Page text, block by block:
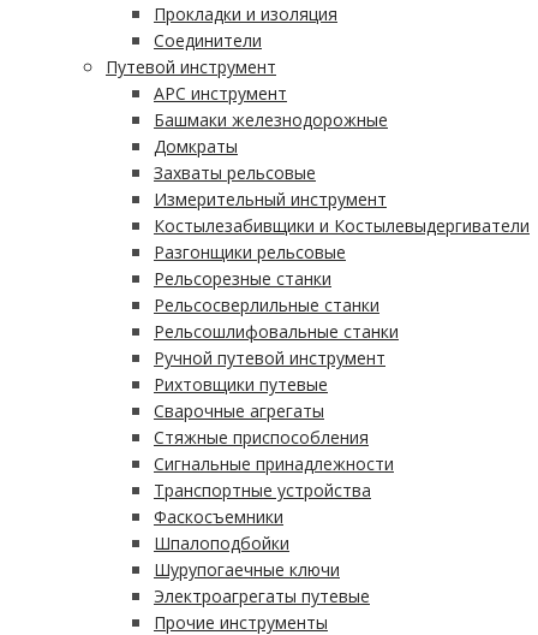
Прокладки и изоляция
Соединители
Путевой инструмент
АРС инструмент
Башмаки железнодорожные
Домкраты
Захваты рельсовые
Измерительный инструмент
Костылезабивщики и Костылевыдергиватели
Разгонщики рельсовые
Рельсорезные станки
Рельсосверлильные станки
Рельсошлифовальные станки
Ручной путевой инструмент
Рихтовщики путевые
Сварочные агрегаты
Стяжные приспособления
Сигнальные принадлежности
Транспортные устройства
Фаскосъемники
Шпалоподбойки
Шурупогаечные ключи
Электроагрегаты путевые
Прочие инструменты